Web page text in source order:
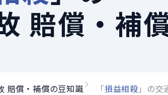
賠償・補
賠償・補償の豆知識 「損益相殺 」の交